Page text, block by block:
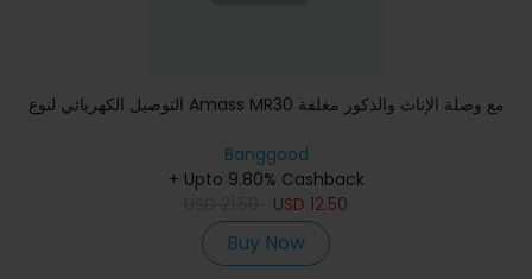
التوصيل الكهربائي لنوع Amass MR30 مع وصلة الإناث والذكور مغلفة
Banggood
+ Upto 9.80% Cashback
USD 12.50
Buy Now